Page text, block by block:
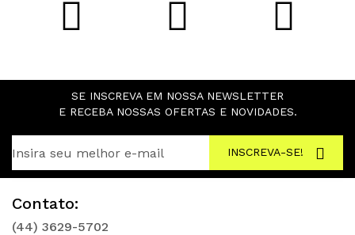
SE INSCREVA EM NOSSA NEWSLETTER
E RECEBA NOSSAS OFERTAS E NOVIDADES.
INSCREVA-SE!
Contato:
(44) 3629-5702